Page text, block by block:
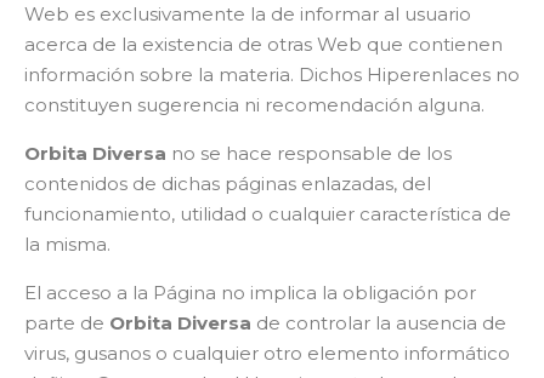
Web es exclusivamente la de informar al usuario
acerca de la existencia de otras Web que contienen
información sobre la materia. Dichos Hiperenlaces no
constituyen sugerencia ni recomendación alguna.
Orbita Diversa no se hace responsable de los
contenidos de dichas páginas enlazadas, del
funcionamiento, utilidad o cualquier característica de
la misma.
El acceso a la Página no implica la obligación por
parte de Orbita Diversa de controlar la ausencia de
virus, gusanos o cualquier otro elemento informático